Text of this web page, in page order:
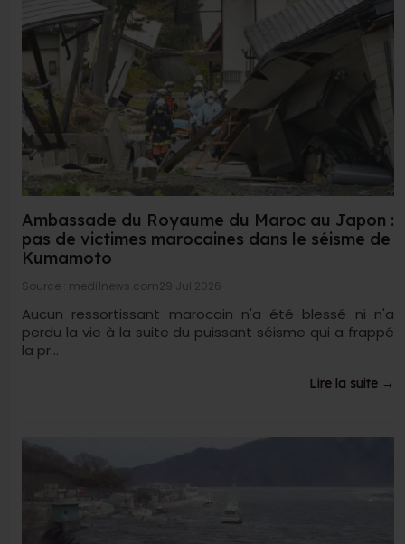
Ambassade du Royaume du Maroc au Japon :
pas de victimes marocaines dans le séisme de
Kumamoto
Source : medi1news.com29 Jul 2026
Aucun ressortissant marocain n'a été blessé ni n'a
perdu la vie à la suite du puissant séisme qui a frappé
la pr...
Lire la suite →